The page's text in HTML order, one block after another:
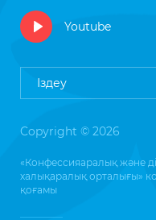
Youtube
Copyright © 2026
«Конфессияаралық және
халықаралық орталығы»
қоғамы